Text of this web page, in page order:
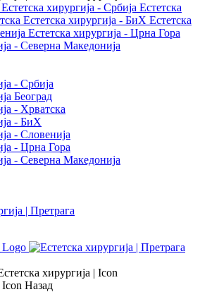
Естетска хирургија - Србија Естетска
Естетска хирургија - БиХ Естетска
Естетска хирургија - Црна Гора
- Северна Македонија
- Србија
Београд
- Хрватска
- БиХ
- Словенија
- Црна Гора
- Северна Македонија
Назад